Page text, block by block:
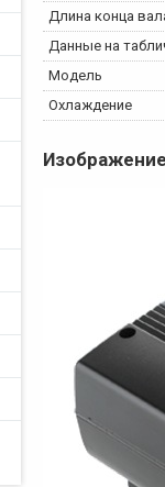
Длина конца
Данные на
Модель
Охлаждение